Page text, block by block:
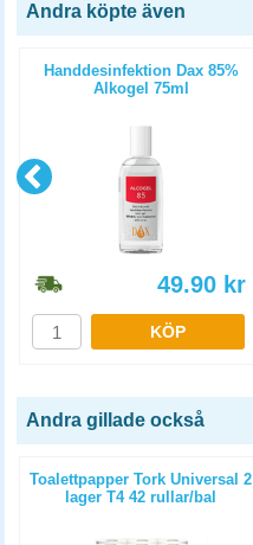
Andra köpte även
Handdesinfektion Dax 85%
Alkogel 75ml
49.90 kr
KÖP
Andra gillade också
Toalettpapper Tork Universal 2
lager T4 42 rullar/bal